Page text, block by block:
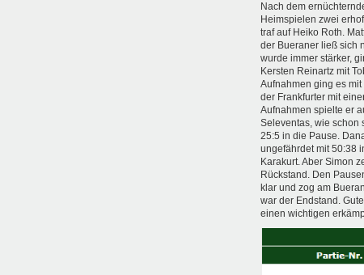
Nach dem
Heimspielen zwei
traf auf Heiko Roth.
der Bueraner ließ sich
wurde immer stärker,
Kersten Reinartz mit
Aufnahmen ging es
der Frankfurter mit
Aufnahmen spielte er
Seleventas, wie schon
25:5 in die Pause.
ungefährdet mit 50:38
Karakurt. Aber Simon
Rückstand. Den
klar und zog am
war der Endstand.
einen wichtigen